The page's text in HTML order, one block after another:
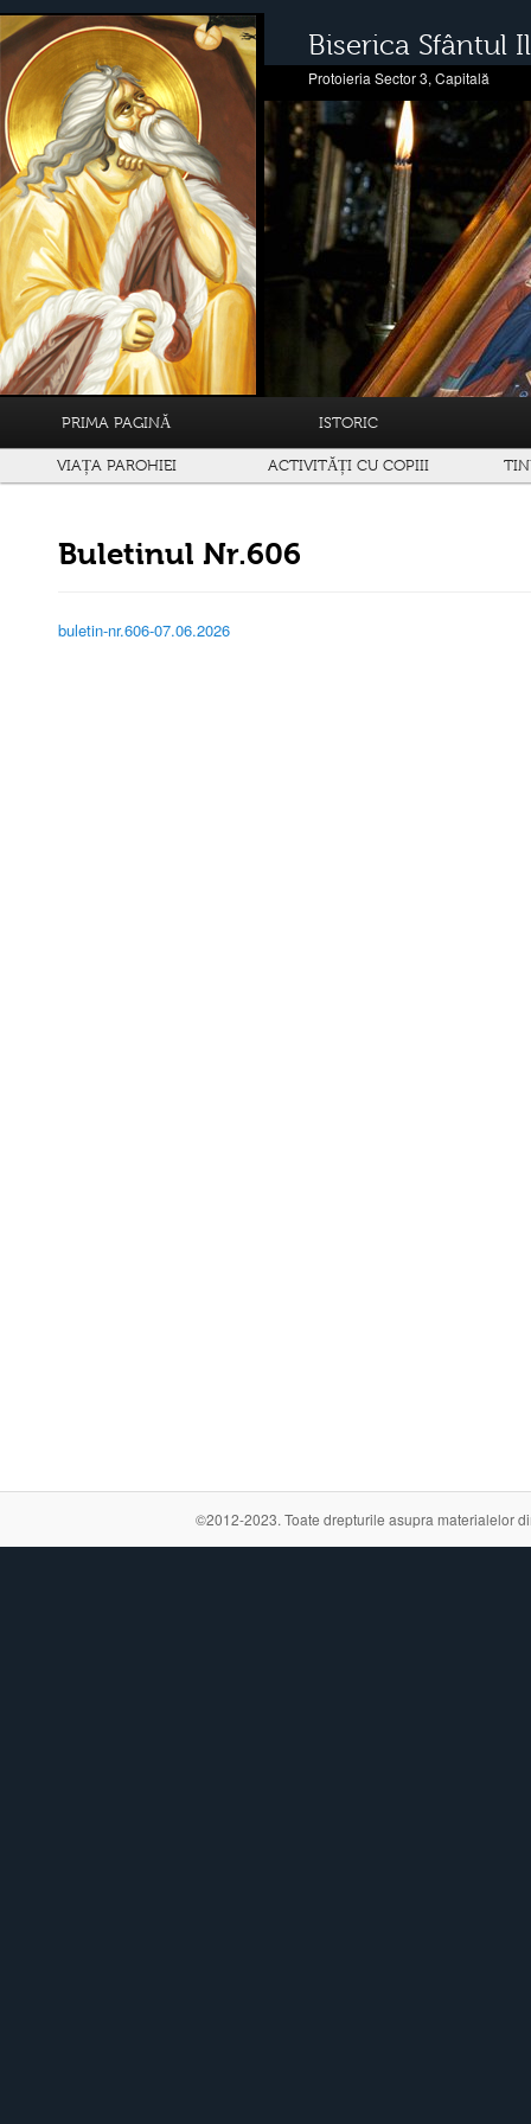
Biserica Sfântul
Protoieria Sector 3, Capitală
PRIMA PAGINĂ ISTORIC
VIAȚA PAROHIEI ACTIVITĂȚI CU COPIII
Buletinul Nr.606
buletin-nr.606-07.06.2026
©2012-2023. Toate drepturile asupra materialelor